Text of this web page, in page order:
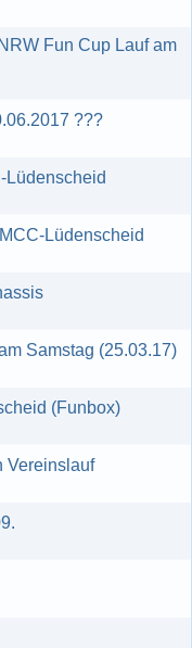
Fun Cup Lauf am
???
Lüdenscheid
Lüdenscheid
Samstag (25.03.17)
(Funbox)
Vereinslauf